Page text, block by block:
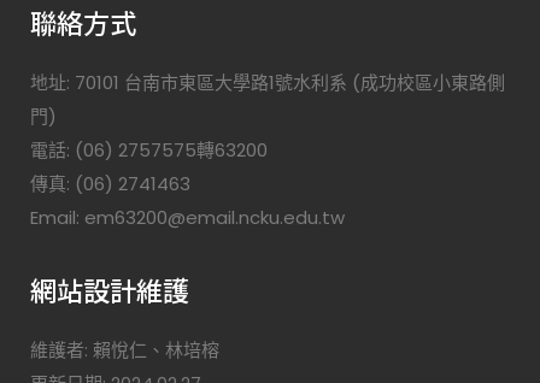
聯絡方式
地址: 70101 台南市東區大學路1號水利系 (成功校區小東路側
門)
電話: (06) 2757575轉63200
傳真: (06) 2741463
Email: em63200@email.ncku.edu.tw
網站設計維護
維護者: 賴悅仁、林培榕